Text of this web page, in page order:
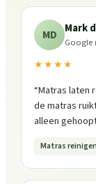
MD Mark
Google
★★★★
“Matras laten
de matras
alleen
Matras reinigen